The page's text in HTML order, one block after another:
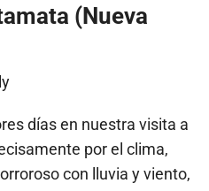
(Nueva
días en nuestra visita a
por el clima,
con lluvia y viento,